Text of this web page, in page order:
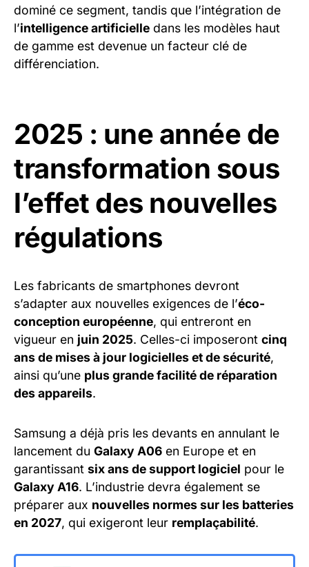
dominé ce segment, tandis que l’intégration de
l’intelligence artificielle dans les modèles haut
de gamme est devenue un facteur clé de
différenciation.
2025 : une année de
transformation sous
l’effet des nouvelles
régulations
Les fabricants de smartphones devront
s’adapter aux nouvelles exigences de l’éco-
conception européenne, qui entreront en
vigueur en juin 2025. Celles-ci imposeront cinq
ans de mises à jour logicielles et de sécurité,
ainsi qu’une plus grande facilité de réparation
des appareils.
Samsung a déjà pris les devants en annulant le
lancement du Galaxy A06 en Europe et en
garantissant six ans de support logiciel pour le
Galaxy A16. L’industrie devra également se
préparer aux nouvelles normes sur les batteries
en 2027, qui exigeront leur remplaçabilité.